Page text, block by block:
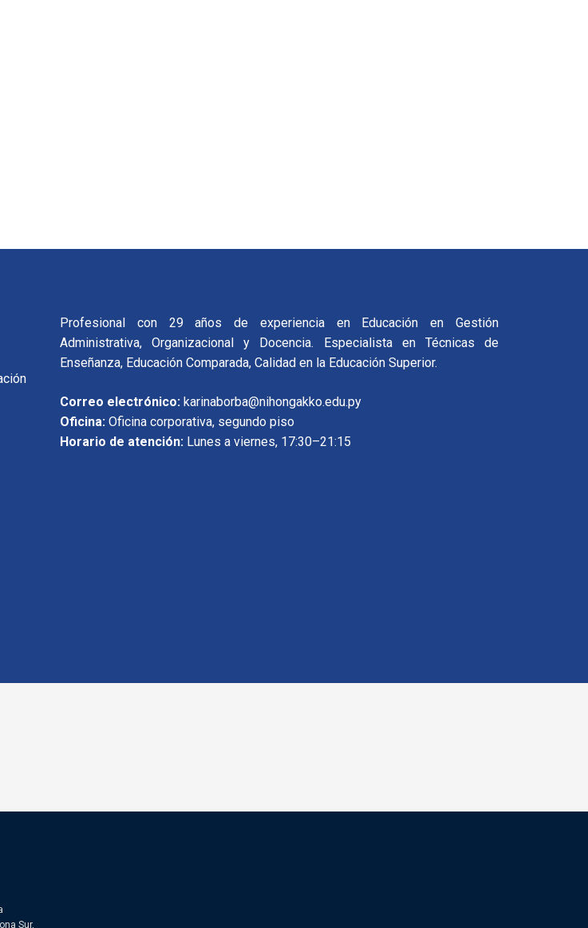
Profesional con 29 años de experiencia en Educación en Gestión
Administrativa, Organizacional y Docencia. Especialista en Técnicas de
Enseñanza, Educación Comparada, Calidad en la Educación Superior.
Correo electrónico: karinaborba@nihongakko.edu.py
Oficina: Oficina corporativa, segundo piso
Horario de atención: Lunes a viernes, 17:30–21:15
Sur,